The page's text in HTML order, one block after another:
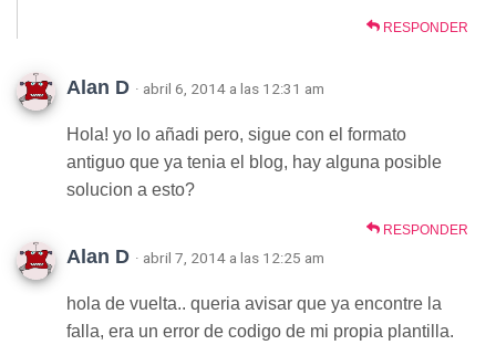
RESPONDER
Alan D · abril 6, 2014 a las 12:31 am
Hola! yo lo añadi pero, sigue con el formato
antiguo que ya tenia el blog, hay alguna posible
solucion a esto?
RESPONDER
Alan D · abril 7, 2014 a las 12:25 am
hola de vuelta.. queria avisar que ya encontre la
falla, era un error de codigo de mi propia plantilla.